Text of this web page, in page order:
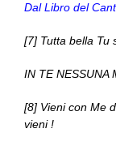
Dal Libro del
[7] Tutta bella Tu
IN TE NESSUNA
[8] Vieni con Me
vieni !